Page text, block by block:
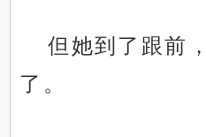
但她到了跟前
了。